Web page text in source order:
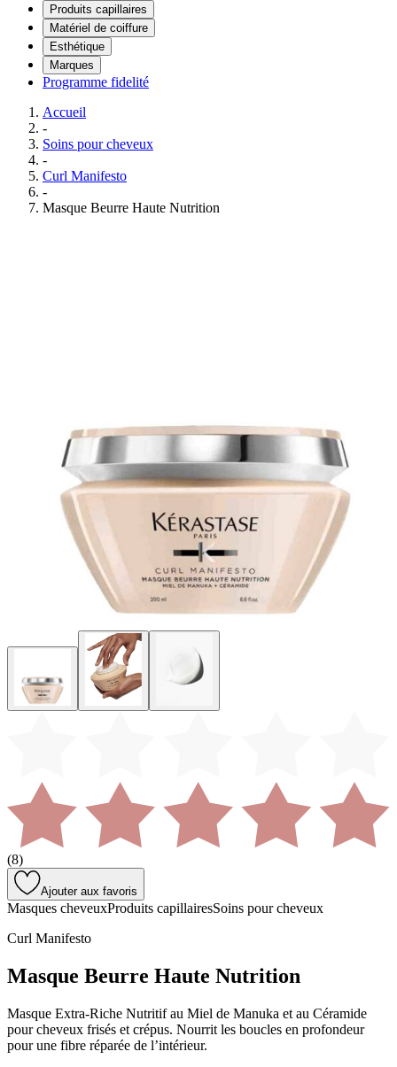
Produits capillaires
Matériel de coiffure
Esthétique
Marques
Programme fidelité
Accueil
-
Soins pour cheveux
-
Curl Manifesto
-
Masque Beurre Haute Nutrition
(8)
Ajouter aux favoris
Masques cheveuxProduits capillairesSoins pour cheveux
Curl Manifesto
Masque Beurre Haute Nutrition
Masque Extra-Riche Nutritif au Miel de Manuka et au Céramide
pour cheveux frisés et crépus. Nourrit les boucles en profondeur
pour une fibre réparée de l’intérieur.